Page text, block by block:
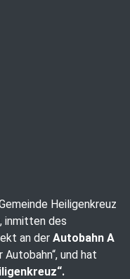
Heiligenkreuz
inmitten des
an der Autobahn A
und hat